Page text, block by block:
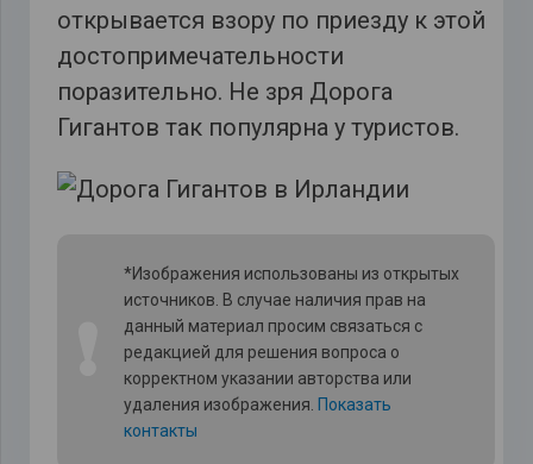
открывается взору по приезду к этой
достопримечательности
поразительно. Не зря Дорога
Гигантов так популярна у туристов.
*Изображения использованы из открытых
источников. В случае наличия прав на
данный материал просим связаться с
редакцией для решения вопроса о
корректном указании авторства или
удаления изображения. Показать
контакты